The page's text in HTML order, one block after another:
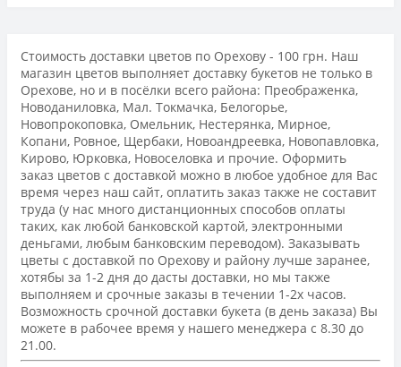
Стоимость доставки цветов по Орехову - 100 грн. Наш
магазин цветов выполняет доставку букетов не только в
Орехове, но и в посёлки всего района: Преображенка,
Новоданиловка, Мал. Токмачка, Белогорье,
Новопрокоповка, Омельник, Нестерянка, Мирное,
Копани, Ровное, Щербаки, Новоандреевка, Новопавловка,
Кирово, Юрковка, Новоселовка и прочие. Оформить
заказ цветов с доставкой можно в любое удобное для Вас
время через наш сайт, оплатить заказ также не составит
труда (у нас много дистанционных способов оплаты
таких, как любой банковской картой, электронными
деньгами, любым банковским переводом). Заказывать
цветы с доставкой по Орехову и району лучше заранее,
хотябы за 1-2 дня до дасты доставки, но мы также
выполняем и срочные заказы в течении 1-2х часов.
Возможность срочной доставки букета (в день заказа) Вы
можете в рабочее время у нашего менеджера с 8.30 до
21.00.